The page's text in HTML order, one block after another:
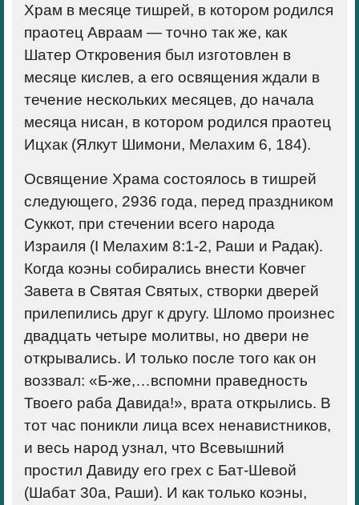
Храм в месяце тишрей, в котором родился
праотец Авраам — точно так же, как
Шатер Откровения был изготовлен в
месяце кислев, а его освящения ждали в
течение нескольких месяцев, до начала
месяца нисан, в котором родился праотец
Ицхак (Ялкут Шимони, Мелахим 6, 184).
Освящение Храма состоялось в тишрей
следующего, 2936 года, перед праздником
Суккот, при стечении всего народа
Израиля (I Мелахим 8:1-2, Раши и Радак).
Когда коэны собирались внести Ковчег
Завета в Святая Святых, створки дверей
прилепились друг к другу. Шломо произнес
двадцать четыре молитвы, но двери не
открывались. И только после того как он
воззвал: «Б-же,…вспомни праведность
Твоего раба Давида!», врата открылись. В
тот час поникли лица всех ненавистников,
и весь народ узнал, что Всевышний
простил Давиду его грех с Бат-Шевой
(Шабат 30а, Раши). И как только коэны,